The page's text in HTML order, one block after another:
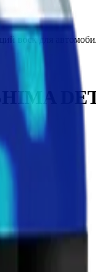
воск для